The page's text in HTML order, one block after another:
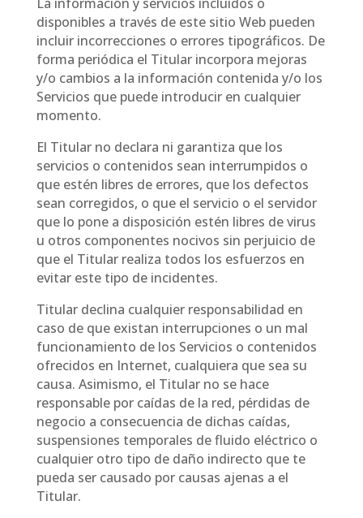
disponibles a través de este sitio Web pueden
incluir incorrecciones o errores tipográficos. De
forma periódica el Titular incorpora mejoras
y/o cambios a la información contenida y/o los
Servicios que puede introducir en cualquier
momento.
El Titular no declara ni garantiza que los
servicios o contenidos sean interrumpidos o
que estén libres de errores, que los defectos
sean corregidos, o que el servicio o el servidor
que lo pone a disposición estén libres de virus
u otros componentes nocivos sin perjuicio de
que el Titular realiza todos los esfuerzos en
evitar este tipo de incidentes.
Titular declina cualquier responsabilidad en
caso de que existan interrupciones o un mal
funcionamiento de los Servicios o contenidos
ofrecidos en Internet, cualquiera que sea su
causa. Asimismo, el Titular no se hace
responsable por caídas de la red, pérdidas de
negocio a consecuencia de dichas caídas,
suspensiones temporales de fluido eléctrico o
cualquier otro tipo de daño indirecto que te
pueda ser causado por causas ajenas a el
Titular.